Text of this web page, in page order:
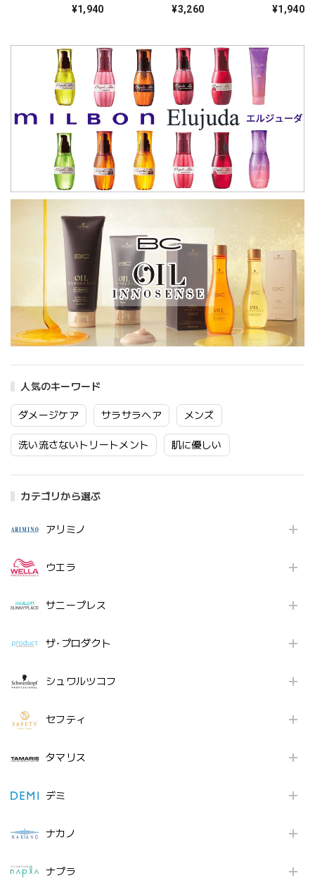
人気のキーワード
ダメージケア サラサラヘア メンズ
洗い流さないトリートメント 肌に優しい
カテゴリから選ぶ
アリミノ
ウエラ
サニープレス
ザ･プロダクト
シュワルツコフ
セフティ
タマリス
デミ
ナカノ
ナプラ
¥1,940
¥3,260
¥1,940